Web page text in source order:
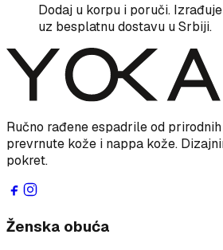
Dodaj u korpu i poruči.
uz besplatnu dostavu u Srbiji.
Ručno rađene espadrile od
prevrnute kože i nappa kože.
pokret.
Ženska obuća